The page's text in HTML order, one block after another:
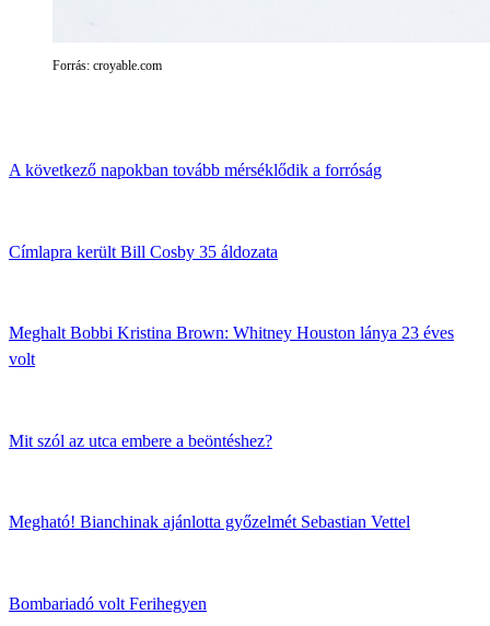
Forrás: croyable.com
A következő napokban tovább mérséklődik a forróság
Címlapra került Bill Cosby 35 áldozata
Meghalt Bobbi Kristina Brown: Whitney Houston lánya 23 éves
volt
Mit szól az utca embere a beöntéshez?
Megható! Bianchinak ajánlotta győzelmét Sebastian Vettel
Bombariadó volt Ferihegyen